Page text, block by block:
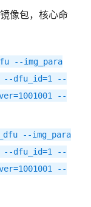
像包，核心命
--img_para
--dfu_id=1
--
--
--img_para
--dfu_id=1
--
--